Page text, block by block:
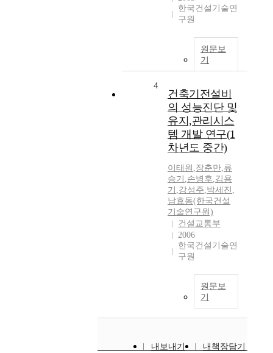
한국건설기술연
구원
원문보
기
4
건축기전설비
의 성능진단 및
유지,관리시스
템 개발 연구(1
차년도 중간)
이태원 ,장춘만,류
승기 ,손병후,김용
기 ,강성주,박세진 ,
남효동(한국건설
기술연구원)
건설교통부
2006
한국건설기술연
구원
원문보
기
내보내기
내책장담기